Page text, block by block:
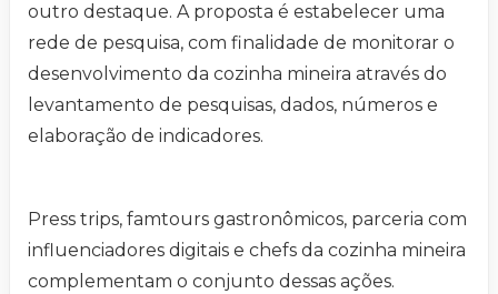
outro destaque. A proposta é estabelecer uma
rede de pesquisa, com finalidade de monitorar o
desenvolvimento da cozinha mineira através do
levantamento de pesquisas, dados, números e
elaboração de indicadores.
Press trips, famtours gastronômicos, parceria com
influenciadores digitais e chefs da cozinha mineira
complementam o conjunto dessas ações.